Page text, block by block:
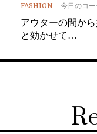
FASHION 今日のコ
アウターの間か
と効かせて…